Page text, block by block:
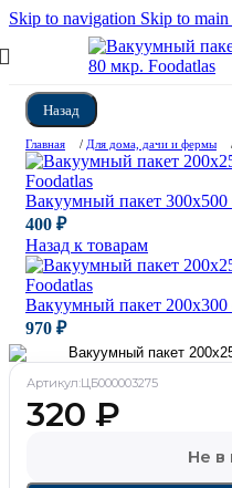
Skip to navigation Skip to
Назад
Главная / Для дома, дачи и фермы
Вакуумный пакет
400 ₽
Назад к товарам
Вакуумный пакет
970 ₽
Артикул:ЦБ000003275
320 ₽
Не в